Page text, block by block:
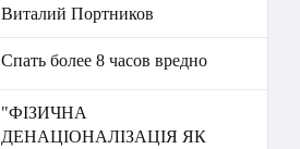
Виталий Портников
Спать более 8 часов вредно
"ФІЗИЧНА
ДЕНАЦІОНАЛІЗАЦІЯ ЯК